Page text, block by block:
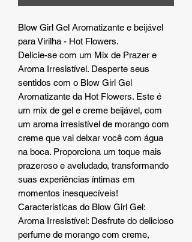
Blow Girl Gel Aromatizante e beijável
para Virilha - Hot Flowers.
Delicie-se com um Mix de Prazer e
Aroma Irresistível. Desperte seus
sentidos com o Blow Girl Gel
Aromatizante da Hot Flowers. Este é
um mix de gel e creme beijável, com
um aroma irresistível de morango com
creme que vai deixar você com água
na boca. Proporciona um toque mais
prazeroso e aveludado, transformando
suas experiências íntimas em
momentos inesquecíveis!
Características do Blow Girl Gel:
Aroma Irresistível: Desfrute do delicioso
perfume de morango com creme,